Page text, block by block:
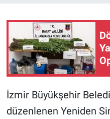
İzmir Büyükşehir
düzenlenen Yeniden